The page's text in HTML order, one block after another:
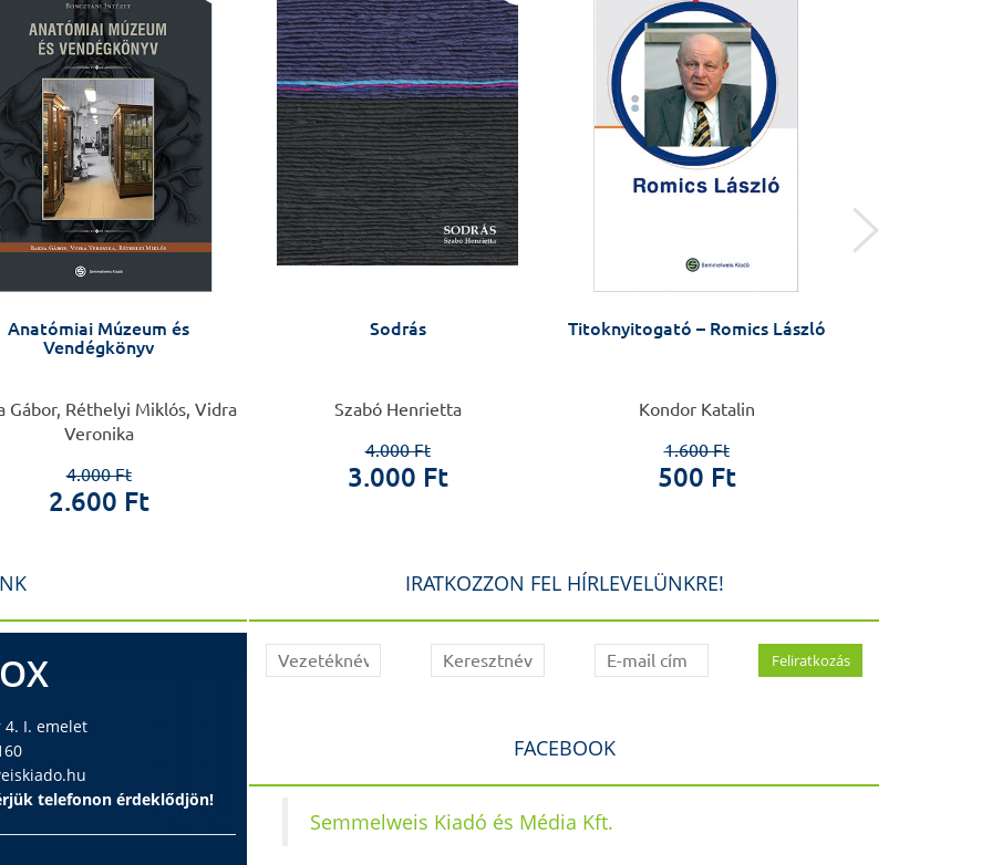
Anatómiai Múzeum és
Vendégkönyv
Gábor, Réthelyi Miklós, Vidra
Veronika
4.000 Ft
2.600 Ft
Sodrás
Szabó Henrietta
4.000 Ft
3.000 Ft
Titoknyitogató – Romics László
Kondor Katalin
1.600 Ft
500 Ft
4. I. emelet
telefonon érdeklődjön!
IRATKOZZON FEL HÍRLEVELÜNKRE!
FACEBOOK
Semmelweis Kiadó és Média Kft.